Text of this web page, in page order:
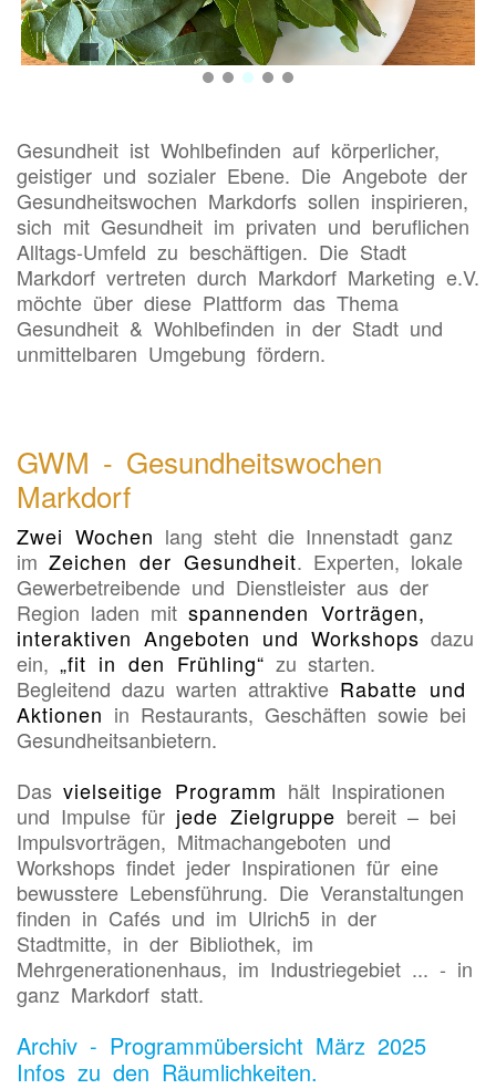
|| >
Gesundheit ist Wohlbefinden auf körperlicher,
geistiger und sozialer Ebene. Die Angebote der
Gesundheitswochen Markdorfs sollen inspirieren,
sich mit Gesundheit im privaten und beruflichen
Alltags-Umfeld zu beschäftigen. Die Stadt
Markdorf vertreten durch Markdorf Marketing e.V.
möchte über diese Plattform das Thema
Gesundheit & Wohlbefinden in der Stadt und
unmittelbaren Umgebung fördern.
GWM - Gesundheitswochen
Markdorf
Zwei Wochen lang steht die Innenstadt ganz
im Zeichen der Gesundheit. Experten, lokale
Gewerbetreibende und Dienstleister aus der
Region laden mit spannenden Vorträgen,
interaktiven Angeboten und Workshops dazu
ein, „fit in den Frühling“ zu starten.
Begleitend dazu warten attraktive Rabatte und
Aktionen in Restaurants, Geschäften sowie bei
Gesundheitsanbietern.
Das vielseitige Programm hält Inspirationen
und Impulse für jede Zielgruppe bereit – bei
Impulsvorträgen, Mitmachangeboten und
Workshops findet jeder Inspirationen für eine
bewusstere Lebensführung. Die Veranstaltungen
finden in Cafés und im Ulrich5 in der
Stadtmitte, in der Bibliothek, im
Mehrgenerationenhaus, im Industriegebiet ... - in
ganz Markdorf statt.
Archiv - Programmübersicht März 2025
Infos zu den Räumlichkeiten.